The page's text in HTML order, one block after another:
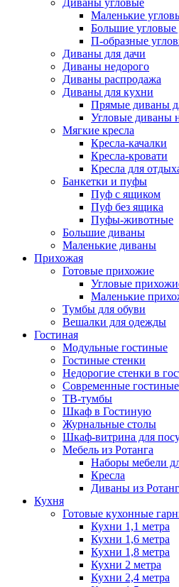
Диваны угловые
Маленькие
Большие
П-образные
Диваны для дачи
Диваны недорого
Диваны распродажа
Диваны для кухни
Прямые диваны
Угловые диваны
Мягкие кресла
Кресла-качалки
Кресла-кровати
Кресла для
Банкетки и пуфы
Пуф с ящиком
Пуф без ящика
Пуфы-животные
Большие диваны
Маленькие диваны
Прихожая
Готовые прихожие
Угловые
Маленькие
Тумбы для обуви
Вешалки для одежды
Гостиная
Модульные гостиные
Гостиные стенки
Недорогие стенки в
Современные гостиные
ТВ-тумбы
Шкаф в Гостиную
Журнальные столы
Шкаф-витрина для
Мебель из Ротанга
Наборы мебели
Кресла
Диваны из
Кухня
Готовые кухонные
Кухни 1,1 метра
Кухни 1,6 метра
Кухни 1,8 метра
Кухни 2 метра
Кухни 2,4 метра